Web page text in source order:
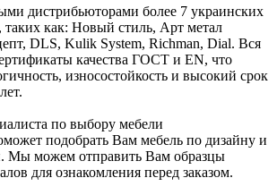
дистрибьюторами более 7 украинских
как: Новый стиль, Арт метал
DLS, Kulik System, Richman, Dial. Вся
качества ГОСТ и EN, что
износостойкость и высокий срок
по выбору мебели
подобрать Вам мебель по дизайну и
Мы можем отправить Вам образцы
для ознакомления перед заказом.